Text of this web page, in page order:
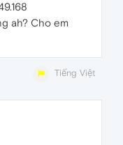
ah? Cho em
Tiếng Việt